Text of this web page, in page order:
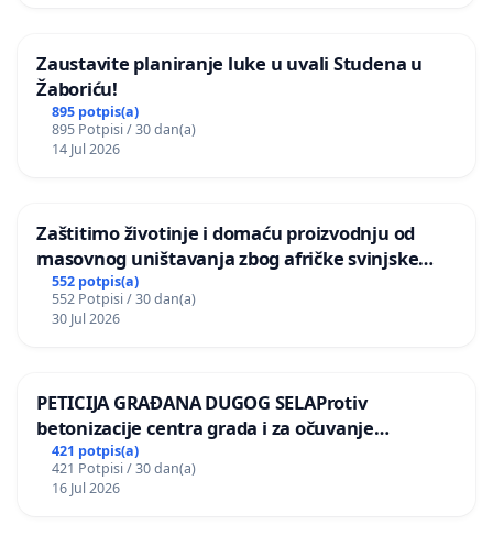
Zaustavite planiranje luke u uvali Studena u
Žaboriću!
895 potpis(a)
895 Potpisi / 30 dan(a)
14 Jul 2026
Zaštitimo životinje i domaću proizvodnju od
masovnog uništavanja zbog afričke svinjske
kuge
552 potpis(a)
552 Potpisi / 30 dan(a)
30 Jul 2026
PETICIJA GRAĐANA DUGOG SELAProtiv
betonizacije centra grada i za očuvanje
postojećih zelenih površina i odraslih stabala pri
donošenju izmjena urbanističkog plana
421 potpis(a)
421 Potpisi / 30 dan(a)
16 Jul 2026